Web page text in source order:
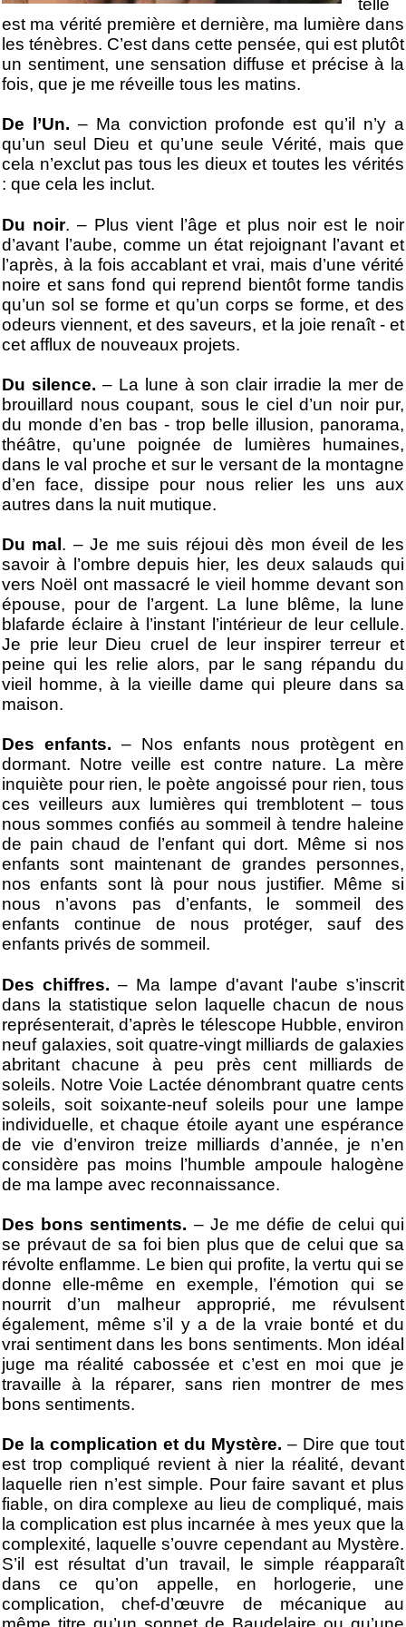
telle
est ma vérité première et dernière, ma lumière dans
les ténèbres. C’est dans cette pensée, qui est plutôt
un sentiment, une sensation diffuse et précise à la
fois, que je me réveille tous les matins.
De l’Un. – Ma conviction profonde est qu’il n’y a
qu’un seul Dieu et qu’une seule Vérité, mais que
cela n’exclut pas tous les dieux et toutes les vérités
: que cela les inclut.
Du noir. – Plus vient l’âge et plus noir est le noir
d’avant l’aube, comme un état rejoignant l’avant et
l’après, à la fois accablant et vrai, mais d’une vérité
noire et sans fond qui reprend bientôt forme tandis
qu’un sol se forme et qu’un corps se forme, et des
odeurs viennent, et des saveurs, et la joie renaît - et
cet afflux de nouveaux projets.
Du silence. – La lune à son clair irradie la mer de
brouillard nous coupant, sous le ciel d’un noir pur,
du monde d’en bas - trop belle illusion, panorama,
théâtre, qu’une poignée de lumières humaines,
dans le val proche et sur le versant de la montagne
d’en face, dissipe pour nous relier les uns aux
autres dans la nuit mutique.
Du mal . – Je me suis réjoui dès mon éveil de les
savoir à l’ombre depuis hier, les deux salauds qui
vers Noël ont massacré le vieil homme devant son
épouse, pour de l’argent. La lune blême, la lune
blafarde éclaire à l’instant l’intérieur de leur cellule.
Je prie leur Dieu cruel de leur inspirer terreur et
peine qui les relie alors, par le sang répandu du
vieil homme, à la vieille dame qui pleure dans sa
maison.
Des enfants. – Nos enfants nous protègent en
dormant. Notre veille est contre nature. La mère
inquiète pour rien, le poète angoissé pour rien, tous
ces veilleurs aux lumières qui tremblotent – tous
nous sommes confiés au sommeil à tendre haleine
de pain chaud de l’enfant qui dort. Même si nos
enfants sont maintenant de grandes personnes,
nos enfants sont là pour nous justifier. Même si
nous n’avons pas d’enfants, le sommeil des
enfants continue de nous protéger, sauf des
enfants privés de sommeil.
Des chiffres. – Ma lampe d'avant l'aube s’inscrit
dans la statistique selon laquelle chacun de nous
représenterait, d’après le télescope Hubble, environ
neuf galaxies, soit quatre-vingt milliards de galaxies
abritant chacune à peu près cent milliards de
soleils. Notre Voie Lactée dénombrant quatre cents
soleils, soit soixante-neuf soleils pour une lampe
individuelle, et chaque étoile ayant une espérance
de vie d’environ treize milliards d’année, je n’en
considère pas moins l’humble ampoule halogène
de ma lampe avec reconnaissance.
Des bons sentiments. – Je me défie de celui qui
se prévaut de sa foi bien plus que de celui que sa
révolte enflamme. Le bien qui profite, la vertu qui se
donne elle-même en exemple, l’émotion qui se
nourrit d’un malheur approprié, me révulsent
également, même s’il y a de la vraie bonté et du
vrai sentiment dans les bons sentiments. Mon idéal
juge ma réalité cabossée et c’est en moi que je
travaille à la réparer, sans rien montrer de mes
bons sentiments.
De la complication et du Mystère. – Dire que tout
est trop compliqué revient à nier la réalité, devant
laquelle rien n’est simple. Pour faire savant et plus
fiable, on dira complexe au lieu de compliqué, mais
la complication est plus incarnée à mes yeux que la
complexité, laquelle s’ouvre cependant au Mystère.
S’il est résultat d’un travail, le simple réapparaît
dans ce qu’on appelle, en horlogerie, une
complication, chef-d’œuvre de mécanique au